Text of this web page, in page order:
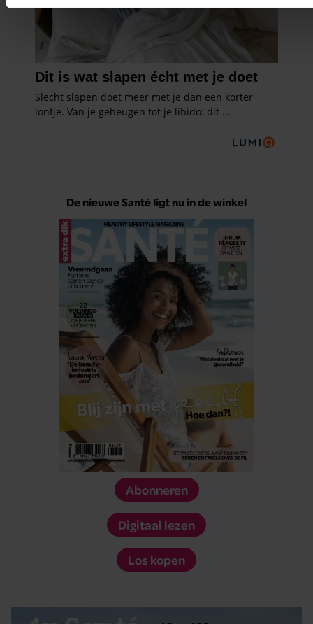
om functies voor social media te bieden en om ons
analyseren. Ook delen we informatie over uw gebruik van
met onze partners voor social media, adverteren en
partners kunnen deze gegevens combineren met andere
u aan ze heeft verstrekt of die ze hebben verzameld op
gebruik van hun services. U gaat akkoord met onze cookies
onze website blijft gebruiken.
De nieuwe Santé ligt nu in de winkel
Abonneren
Digitaal lezen
Los kopen